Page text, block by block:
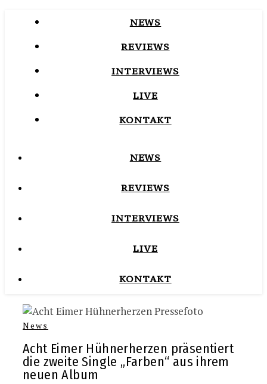
NEWS
REVIEWS
INTERVIEWS
LIVE
KONTAKT
NEWS
REVIEWS
INTERVIEWS
LIVE
KONTAKT
News
Acht Eimer Hühnerherzen präsentiert
die zweite Single „Farben“ aus ihrem
neuen Album